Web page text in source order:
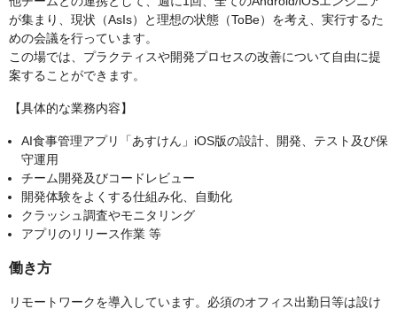
が集まり、現状（AsIs）と理想の状態（ToBe）を考え、実行するた
めの会議を行っています。
この場では、プラクティスや開発プロセスの改善について自由に提
案することができます。
【具体的な業務内容】
AI食事管理アプリ「あすけん」iOS版の設計、開発、テスト及び保
守運用
チーム開発及びコードレビュー
開発体験をよくする仕組み化、自動化
クラッシュ調査やモニタリング
アプリのリリース作業 等
働き方
リモートワークを導入しています。必須のオフィス出勤日等は設け